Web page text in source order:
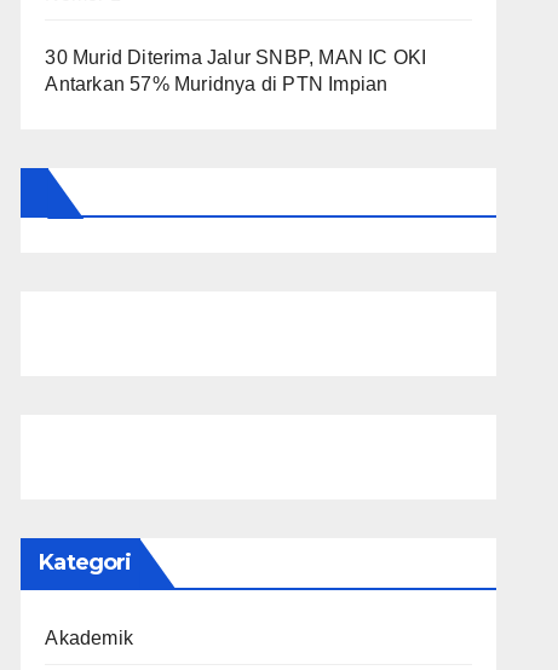
30 Murid Diterima Jalur SNBP, MAN IC OKI
Antarkan 57% Muridnya di PTN Impian
Kategori
Akademik